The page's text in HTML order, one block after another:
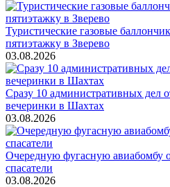
Туристические газовые
пятиэтажку в Зверево
03.08.2026
Сразу 10 административных дел
вечеринки в Шахтах
03.08.2026
Очередную фугасную авиабомбу
спасатели
03.08.2026